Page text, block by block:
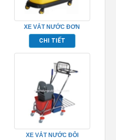
XE VẮT NƯỚC ĐƠN
TP693004
CHI TIẾT
XE VẮT NƯỚC ĐÔI